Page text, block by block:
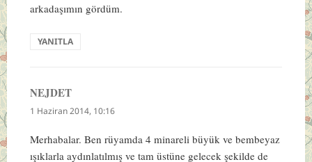
arkadaşımın gördüm.
YANITLA
NEJDETdedi
ki:
1 Haziran 2014, 10:16
Merhabalar. Ben rüyamda 4 minareli büyük ve bembeyaz
ışıklarla aydınlatılmış ve tam üstüne gelecek şekilde de